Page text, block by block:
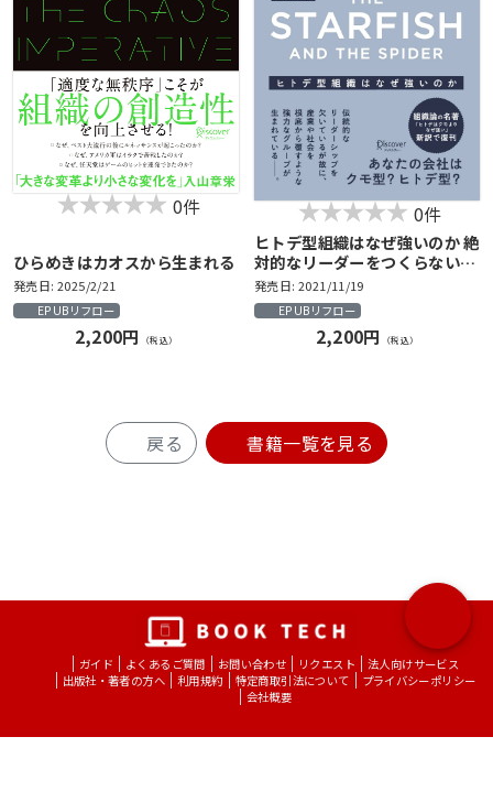
0件
ひらめきはカオスから生まれる
発売日: 2025/2/21
EPUBリフロー
2,200円 （税込）
0件
ヒトデ型組織はなぜ強いのか 絶
対的なリーダーをつくらない組
織が未来をつくる The
Starfish and the spider
発売日: 2021/11/19
EPUBリフロー
2,200円 （税込）
戻る 書籍一覧を見る
ガイド よくあるご質問 お問い合わせ リクエスト
法人向けサービス
出版社・著者の方へ
利用規約 特定商取引法について
プライバシーポリシー
会社概要